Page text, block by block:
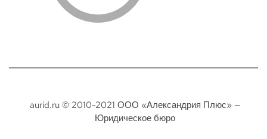
aurid.ru © 2010-2021 ООО «Александрия Плюс» —
Юридическое бюро